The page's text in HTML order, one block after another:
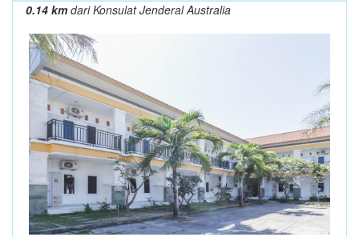
0.14 kmdari Konsulat Jenderal Australia